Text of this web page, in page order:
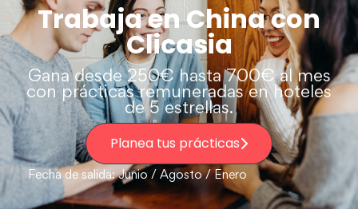
Trabaja en China con
Clicasia
Gana desde 250€ hasta 700€ al mes
con prácticas remuneradas en hoteles
de 5 estrellas.
Planea tus prácticas
Fecha de salida: Junio / Agosto / Enero